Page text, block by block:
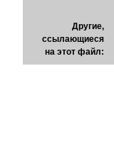
Другие,
ссылающиеся
на этот файл: